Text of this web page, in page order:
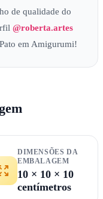
de qualidade do
@roberta.artes
em Amigurumi!
DIMENSÕES DA
EMBALAGEM
10 × 10 × 10
centímetros